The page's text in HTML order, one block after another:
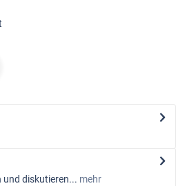
und diskutieren... mehr